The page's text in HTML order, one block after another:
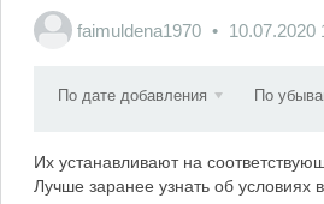
faimuldena1970 10.07.2020
По дате добавления По
Их устанавливают на
Лучше заранее узнать об условиях